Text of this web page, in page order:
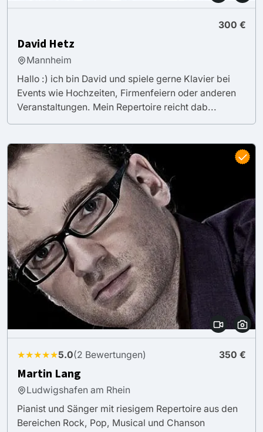
300 €
David Hetz
Mannheim
Hallo :) ich bin David und spiele gerne Klavier bei
Events wie Hochzeiten, Firmenfeiern oder anderen
Veranstaltungen. Mein Repertoire reicht dab...
★★★★★5.0(2 Bewertungen) 350 €
Martin Lang
Ludwigshafen am Rhein
Pianist und Sänger mit riesigem Repertoire aus den
Bereichen Rock, Pop, Musical und Chanson